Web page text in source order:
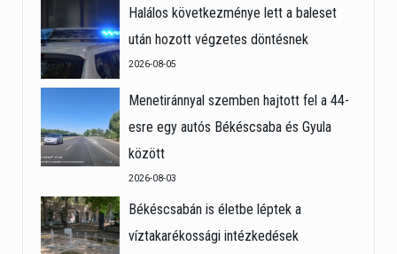
Halálos következménye lett a baleset
után hozott végzetes döntésnek
2026-08-05
Menetiránnyal szemben hajtott fel a 44-
esre egy autós Békéscsaba és Gyula
között
2026-08-03
Békéscsabán is életbe léptek a
víztakarékossági intézkedések